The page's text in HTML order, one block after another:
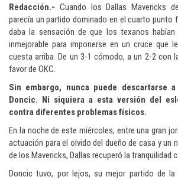
Redacción.- Cuando los Dallas Mavericks
parecía un partido dominado en el cuarto punto
daba la sensación de que los texanos
inmejorable para imponerse en un cruce que
cuesta arriba. De un 3-1 cómodo, a un 2-2 con
favor de OKC.
Sin embargo, nunca puede descartarse
Doncic. Ni siquiera a esta versión del
contra diferentes problemas físicos.
En la noche de este miércoles, entre una gran
actuación para el olvido del dueño de casa y un
de los Mavericks, Dallas recuperó la tranquilidad
Doncic tuvo, por lejos, su mejor partido de la